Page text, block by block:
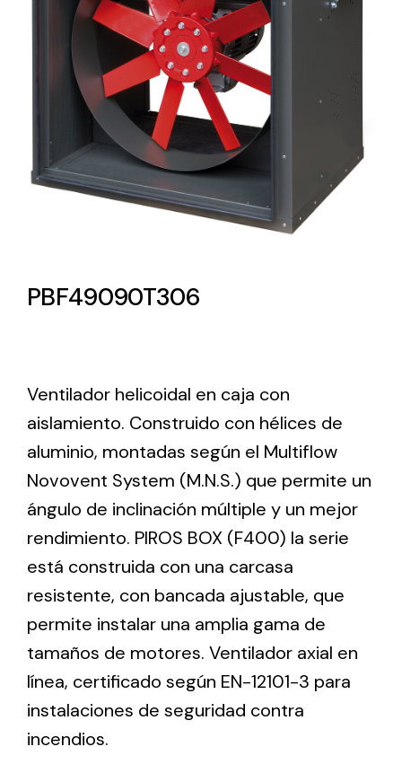
Lighting and Electrical
Equipment
Complete solutions in lighting and electrical
material for each project and need
Amplia gama de ventiladores y equipos de
Ventilation
The incorporation of Novovent into the group
meant a greater offer of ventilation products for
different uses
Iluminación Solar
Variedad de soluciones solares para todo tipo
de necesidades.
PBF49090T306
Ventilador helicoidal en caja con
aislamiento. Construido con hélices de
aluminio, montadas según el Multiflow
Novovent System (M.N.S.) que permite un
ángulo de inclinación múltiple y un mejor
rendimiento. PIROS BOX (F400) la serie
está construida con una carcasa
resistente, con bancada ajustable, que
permite instalar una amplia gama de
tamaños de motores. Ventilador axial en
línea, certificado según EN-12101-3 para
instalaciones de seguridad contra
incendios.